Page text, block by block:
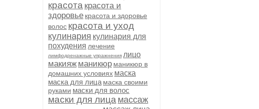
красота красота и
здоровье красота и здоровье
волос красота и уход
кулинария кулинария для
похудения лечение
лимфодренажные упражнения лицо
макияж маникюр маникюр в
домашних условиях маска
маска для лица маска своими
руками маски для волос
маски для лица массаж